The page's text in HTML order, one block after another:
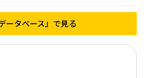
ータベース』で見る